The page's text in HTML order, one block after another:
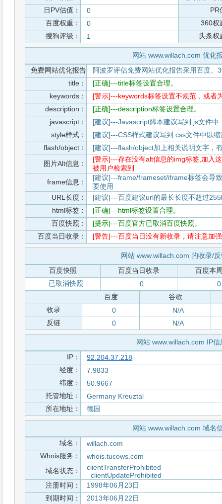
日PV估值：
0
PR
百度权重：
0
360权
搜狗评级：
1 头条权
网站 www.willach.com 优化
免费网站优化报告
阿波罗评估免费网站优化报告采用百度、
title：
[正确]---title标签设置合理。
keywords：
[警示]---keywords标签设置不规范，或者
description：
[正确]---description标签设置合理。
javascript：
[建议]---Javascript脚本建议写到.js文件中
style样式：
[建议]---CSS样式建议写到.css文件中以
flash/object：
[建议]---flash/object加上相关说明文字，
图片Alt信息：
[警示]---存在没有alt信息的img标签,加入
被用户检索到
frame信息：
[建议]---frame/frameset/iframe标签会导
要使用
URL长度：
[建议]---百度建议url的最长长度不超过
html标签：
[正确]---html标签设置合理。
百度快照：
[提示]---百度官方已取消百度快照。
百度当日收录：
[警告]---百度当日没有新收录，请注意加
网站 www.willach.com 的收录/
百度快照
百度当日收录
百度本
已取消快照
0
0
百度
谷歌
收录
0
N/A
反链
0 N/A
网站 www.willach.com IP信
IP：
92.204.37.218
经度：
7.9833
纬度：
50.9667
托管地址：
Germany Kreuztal
所在地址：
德国
网站 www.willach.com 域名
域名：
willach.com
Whois服务：
whois.tucows.com
域名状态：
clientTransferProhibited
clientUpdateProhibited
注册时间：
1998年06月23日
到期时间：
2013年06月22日